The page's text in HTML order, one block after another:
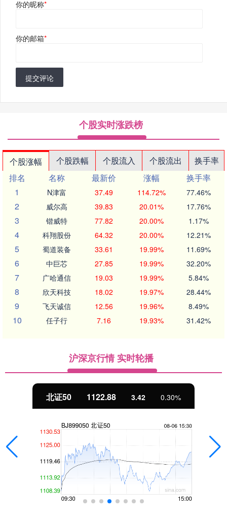
你的昵称*
你的邮箱*
提交评论
个股实时涨跌榜
个股涨幅 个股跌幅 个股流入 个股流出
换手率
排名
名称 最新价 涨幅
换手率
1
N津富 37.49 114.72% 77.46%
2 威尔高 39.83 20.01% 17.76%
3 锴威特 77.82 20.00% 1.17%
4 科翔股份 64.32 20.00% 12.21%
5 蜀道装备 33.61 19.99% 11.69%
6 中巨芯 27.85 19.99% 32.20%
7 广哈通信 19.03 19.99% 5.84%
8 欣天科技 18.02 19.97% 28.44%
9 飞天诚信 12.56 19.96% 8.49%
10 任子行 7.16 19.93% 31.42%
沪深京行情 实时轮播
北证50 1122.88 3.42 0.30%